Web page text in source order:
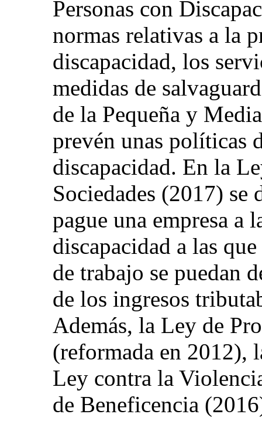
Personas con
normas relativas a la
discapacidad, los
medidas de
de la Pequeña y
prevén unas políticas
discapacidad. En la
Sociedades (2017) se
pague una empresa a
discapacidad a las
de trabajo se puedan
de los ingresos
Además, la Ley de
(reformada en 2012),
Ley contra la
de Beneficencia